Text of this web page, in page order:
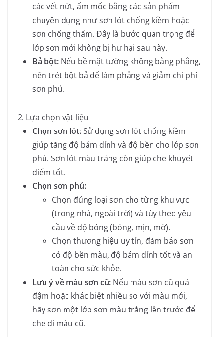
các vết nứt, ẩm mốc bằng các sản phẩm
chuyên dụng như sơn lót chống kiềm hoặc
sơn chống thấm. Đây là bước quan trọng để
lớp sơn mới không bị hư hại sau này.
Bả bột: Nếu bề mặt tường không bằng phẳng,
nên trét bột bả để làm phẳng và giảm chi phí
sơn phủ.
2. Lựa chọn vật liệu
Chọn sơn lót:Sử dụng sơn lót chống kiềm
giúp tăng độ bám dính và độ bền cho lớp sơn
phủ. Sơn lót màu trắng còn giúp che khuyết
điểm tốt.
Chọn sơn phủ:
Chọn đúng loại sơn cho từng khu vực
(trong nhà, ngoài trời) và tùy theo yêu
cầu về độ bóng (bóng, mịn, mờ).
Chọn thương hiệu uy tín, đảm bảo sơn
có độ bền màu, độ bám dính tốt và an
toàn cho sức khỏe.
Lưu ý về màu sơn cũ: Nếu màu sơn cũ quá
đậm hoặc khác biệt nhiều so với màu mới,
hãy sơn một lớp sơn màu trắng lên trước để
che đi màu cũ.